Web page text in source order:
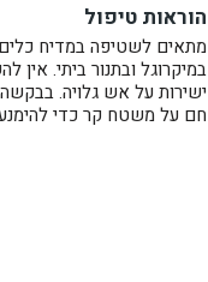
יכול להיות
* המחיר הנו
הוראות טיפול
מתאים לשטיפה במדיח
במיקרוגל ובתנור ביתי. אין
ישירות על אש גלויה.
חם על משטח קר כדי